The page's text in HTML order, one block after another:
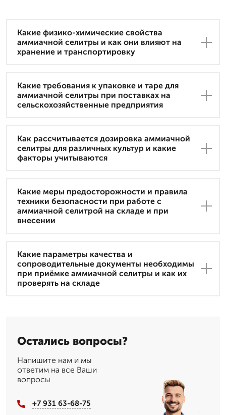
Какие физико-химические свойства
аммиачной селитры и как они влияют на
хранение и транспортировку
Какие требования к упаковке и таре для
аммиачной селитры при поставках на
сельскохозяйственные предприятия
Как рассчитывается дозировка аммиачной
селитры для различных культур и какие
факторы учитываются
Какие меры предосторожности и правила
техники безопасности при работе с
аммиачной селитрой на складе и при
внесении
Какие параметры качества и
сопроводительные документы необходимы
при приёмке аммиачной селитры и как их
проверять на складе
Остались вопросы?
Напишите нам и мы
ответим на все Ваши
вопросы
+7 931 63-68-75